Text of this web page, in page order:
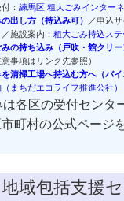
： 練馬区 粗大ごみインター
出し方（持込み可）
／申込サ
／施設案内： 粗大ごみ持込ステ
の持ち込み（戸吹・館クリー
事項はリンク先参照）
清掃工場へ持込む方へ（バイ
まちだエコライフ推進公社）
各区の受付センタ
町村の公式ページ
域包括支援